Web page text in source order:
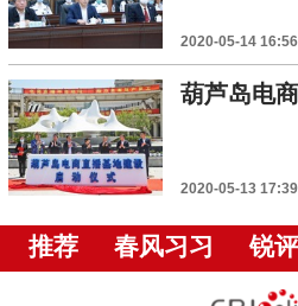
2020-05-14
葫芦岛电
2020-05-13
推荐 春风习习 锐